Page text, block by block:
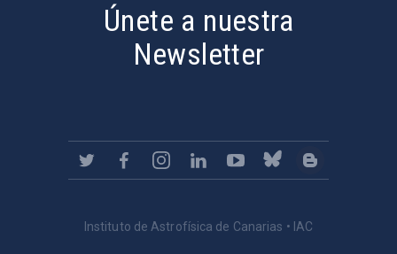
Únete a nuestra
Newsletter
Instituto de Astrofísica de Canarias • IAC